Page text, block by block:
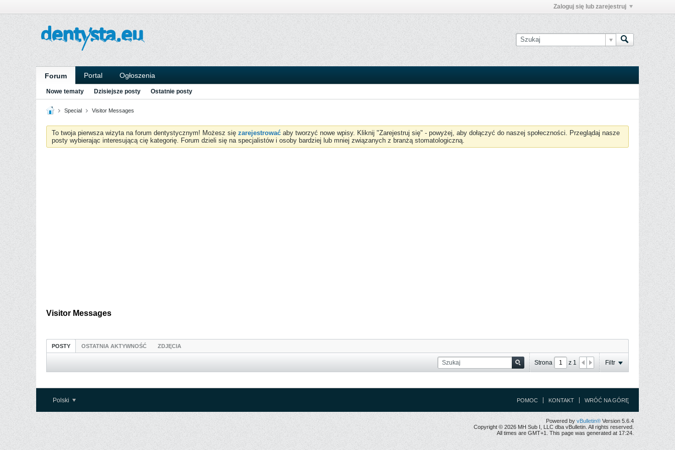
Zaloguj się lub zarejestruj
Forum Portal Ogłoszenia
Nowe tematy Dzisiejsze posty Ostatnie posty
Special Visitor Messages
To twoja pierwsza wizyta na forum dentystycznym! Możesz się zarejestrować aby tworzyć nowe wpisy. Kliknij "Zarejestruj się" - powyżej, aby dołączyć do naszej społeczności. Przeglądaj nasze
posty wybierając interesującą cię kategorię. Forum dzieli się na specjalistów i osoby bardziej lub mniej związanych z branżą stomatologiczną.
Visitor Messages
POSTY OSTATNIA AKTYWNOŚĆ ZDJĘCIA
Strona z 1 Filtr
Polski POMOC KONTAKT WRÓĆ NA GÓRĘ
Powered by vBulletin® Version 5.6.4
Copyright © 2026 MH Sub I, LLC dba vBulletin. All rights reserved.
All times are GMT+1. This page was generated at 17:24.